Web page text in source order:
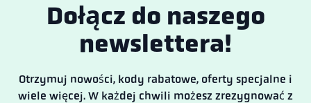
Dołącz do naszego
newslettera!
Otrzymuj nowości, kody rabatowe, oferty specjalne i
wiele więcej. W każdej chwili możesz zrezygnować z